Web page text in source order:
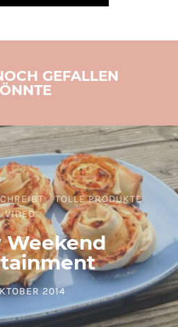
GEFALLEN
TOLLE PRODUKTE
VIDEO
Weekend
ON
2014